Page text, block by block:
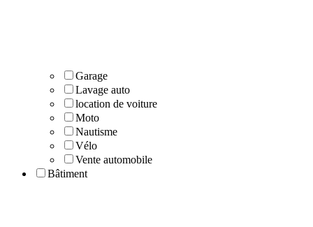
Garage
Lavage auto
location de voiture
Moto
Nautisme
Vélo
Vente automobile
Bâtiment